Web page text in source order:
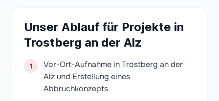
Unser Ablauf für Projekte in
Trostberg an der Alz
1
Vor-Ort-Aufnahme in Trostberg an der
Alz und Erstellung eines
Abbruchkonzepts